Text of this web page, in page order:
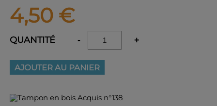
4,50 €
QUANTITÉ - +
AJOUTER AU PANIER